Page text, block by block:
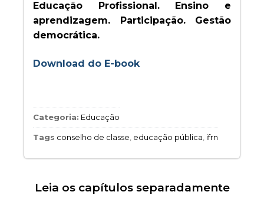
Educação Profissional. Ensino e
aprendizagem. Participação. Gestão
democrática.
Download do E-book
Categoria: Educação
Tags conselho de classe, educação pública, ifrn
Leia os capítulos separadamente